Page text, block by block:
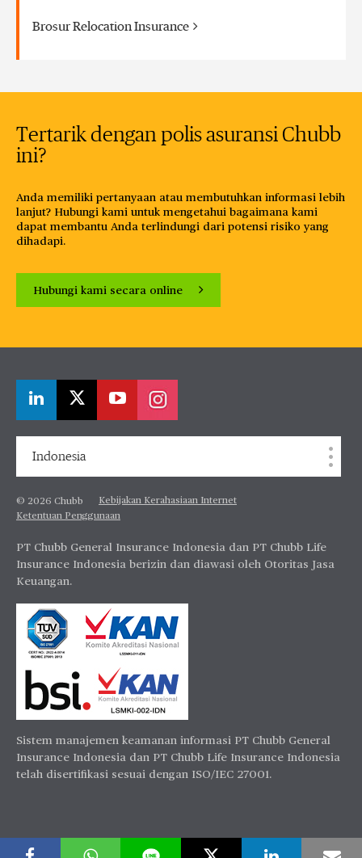
Brosur Relocation Insurance
Tertarik dengan polis asuransi Chubb
ini?
Anda memiliki pertanyaan atau membutuhkan informasi lebih
lanjut? Hubungi kami untuk mengetahui bagaimana kami
dapat membantu Anda terlindungi dari potensi risiko yang
dihadapi.
Hubungi kami secara online
Indonesia
© 2026 Chubb
Kebijakan Kerahasiaan Internet
Ketentuan Penggunaan
PT Chubb General Insurance Indonesia dan PT Chubb Life
Insurance Indonesia berizin dan diawasi oleh Otoritas Jasa
Keuangan.
Sistem manajemen keamanan informasi PT Chubb General
Insurance Indonesia dan PT Chubb Life Insurance Indonesia
telah disertifikasi sesuai dengan ISO/IEC 27001.